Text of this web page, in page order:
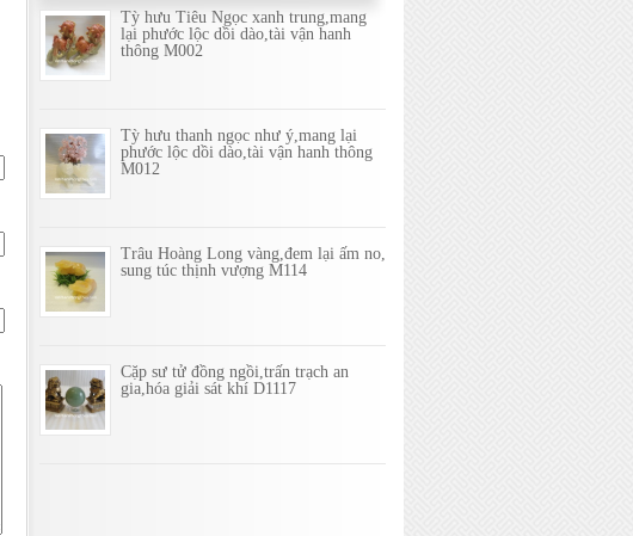
Tỳ hưu Tiêu Ngọc xanh trung,mang
lại phước lộc dồi dào,tài vận hanh
thông M002
Tỳ hưu thanh ngọc như ý,mang lại
phước lộc dồi dào,tài vận hanh thông
M012
Trâu Hoàng Long vàng,đem lại ấm no,
sung túc thịnh vượng M114
Cặp sư tử đồng ngồi,trấn trạch an
gia,hóa giải sát khí D1117